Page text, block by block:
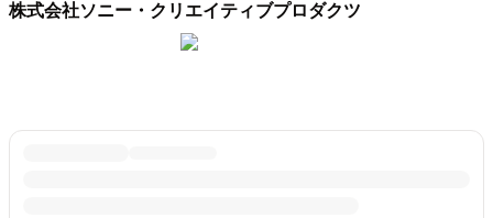
株式会社ソニー・クリエイティブプロダクツ